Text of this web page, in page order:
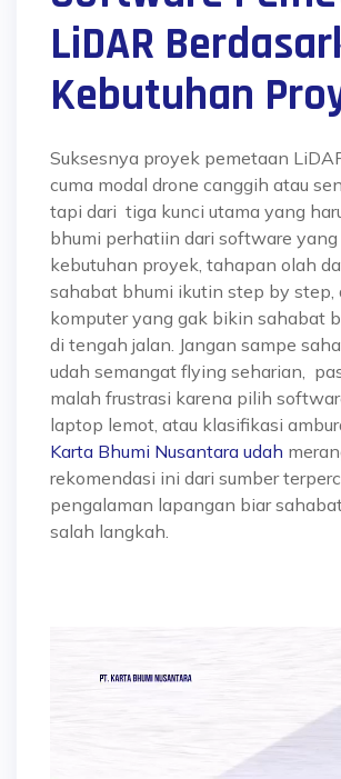
LiDAR
Kebutuhan
Suksesnya proyek pemetaan
cuma modal drone canggih atau
tapi dari tiga kunci utama yang
bhumi perhatiin dari software
kebutuhan proyek, tahapan olah
sahabat bhumi ikutin step by step,
komputer yang gak bikin sahabat
di tengah jalan. Jangan sampe
udah semangat flying seharian,
malah frustrasi karena pilih
laptop lemot, atau klasifikasi
Karta Bhumi Nusantara udah
rekomendasi ini dari sumber
pengalaman lapangan biar
salah langkah.